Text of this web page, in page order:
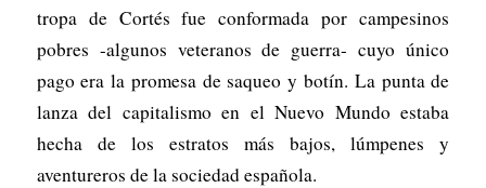
tropa de Cortés fue conformada por campesinos
pobres -algunos veteranos de guerra- cuyo único
pago era la promesa de saqueo y botín. La punta de
lanza del capitalismo en el Nuevo Mundo estaba
hecha de los estratos más bajos, lúmpenes y
aventureros de la sociedad española.